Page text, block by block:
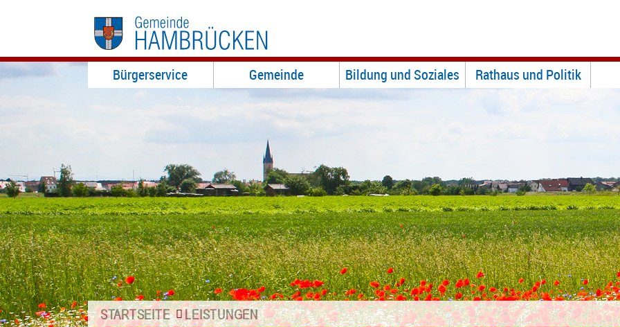
Bürgerservice Gemeinde Bildung und Soziales Rathaus und Politik
STARTSEITE LEISTUNGEN